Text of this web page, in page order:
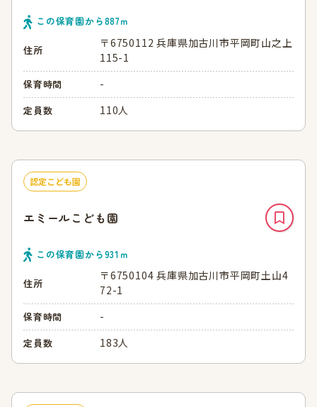
この保育園から887ｍ
住所
〒6750112 兵庫県加古川市平岡町山之上
115-1
保育時間 -
定員数 110人
認定こども園
エミールこども園
この保育園から931 ｍ
住所
〒6750104 兵庫県加古川市平岡町土山4
72-1
保育時間 -
定員数 183人